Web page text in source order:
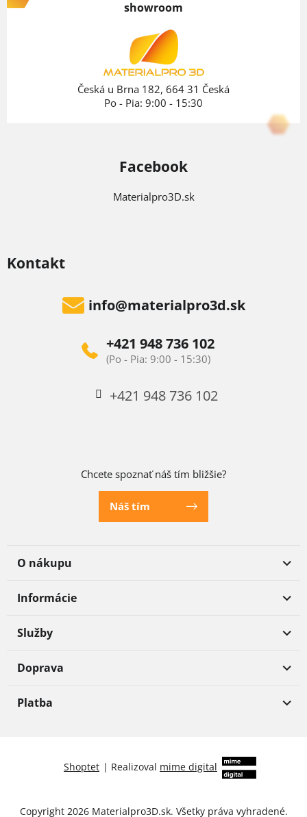
Kontakt
info@materialpro3d.sk
+421 948 736 102
+421 948 736 102
Chcete spoznať náš tím bližšie?
Náš tím
O nákupu
Informácie
Služby
showroom
Česká u Brna 182, 664 31 Česká
Po - Pia: 9:00 - 15:30
Facebook
Materialpro3D.sk
Doprava
Platba
Shoptet | Realizoval mime digital
Copyright 2026 Materialpro3D.sk. Všetky práva vyhradené.